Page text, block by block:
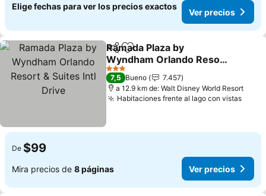
Elige fechas para ver los precios exactos
Ver precios
CompartirAgregar a favoritos
Ramada Plaza by
Wyndham Orlando Resort
& Suites Intl Drive
Ver precios
3 Estrellas
7,5 Bueno
7.457
a 12.9 km de: Walt Disney World Resort
Habitaciones frente al lago con vistasVer
De $99
Mira precios de 8 páginas Ver precios